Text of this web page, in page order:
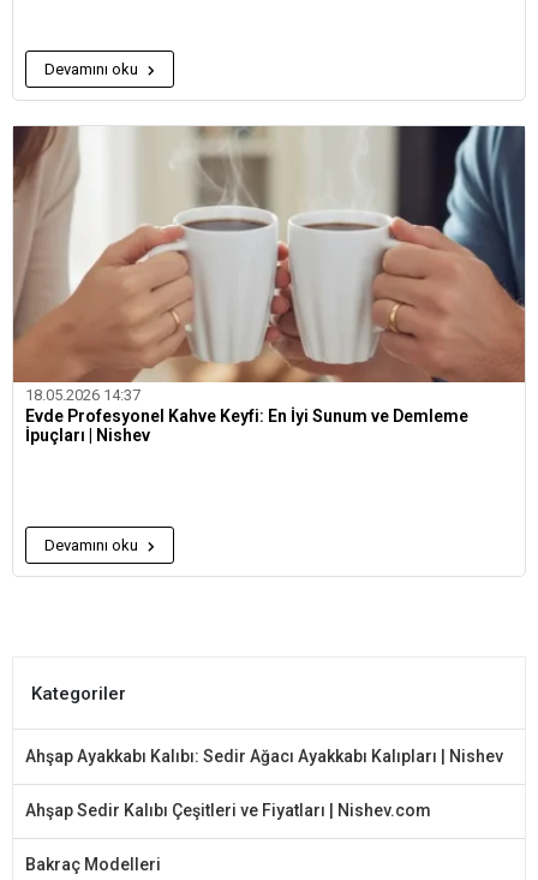
Devamını oku
18.05.2026 14:37
Evde Profesyonel Kahve Keyfi: En İyi Sunum ve Demleme
İpuçları | Nishev
Devamını oku
Kategoriler
Ahşap Ayakkabı Kalıbı: Sedir Ağacı Ayakkabı Kalıpları | Nishev
Ahşap Sedir Kalıbı Çeşitleri ve Fiyatları | Nishev.com
Bakraç Modelleri